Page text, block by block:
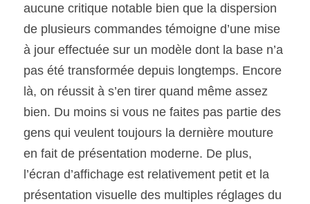
aucune critique notable bien que la dispersion
de plusieurs commandes témoigne d’une mise
à jour effectuée sur un modèle dont la base n’a
pas été transformée depuis longtemps. Encore
là, on réussit à s’en tirer quand même assez
bien. Du moins si vous ne faites pas partie des
gens qui veulent toujours la dernière mouture
en fait de présentation moderne. De plus,
l’écran d’affichage est relativement petit et la
présentation visuelle des multiples réglages du